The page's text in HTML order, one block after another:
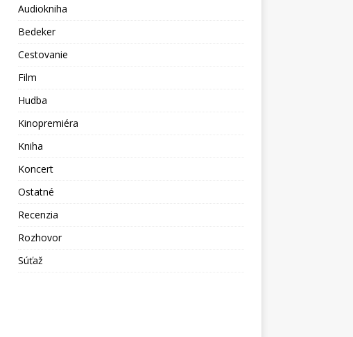
Audiokniha
Bedeker
Cestovanie
Film
Hudba
Kinopremiéra
Kniha
Koncert
Ostatné
Recenzia
Rozhovor
Súťaž